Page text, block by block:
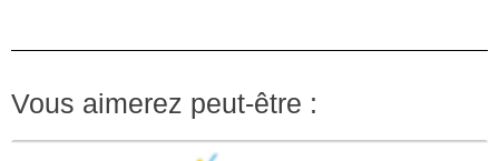
Vous aimerez peut-être :